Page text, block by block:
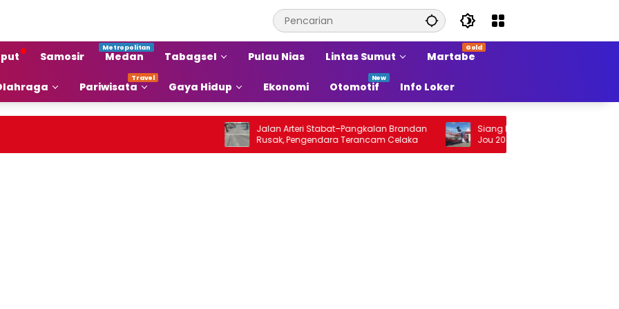
Samosir Medan Tabagsel Pulau Nias Lintas Sumut Martabe
Pariwisata Gaya Hidup Ekonomi Otomotif Info Loker
Jalan Arteri Stabat–Pangkalan Brandan
Rusak, Pengendara Terancam Celaka
Siang Ini Opening Festival Tao Toba Jou
Jou 2026 di Onan Baru Pangururan:
Malamnya Dihibur Marsada Band